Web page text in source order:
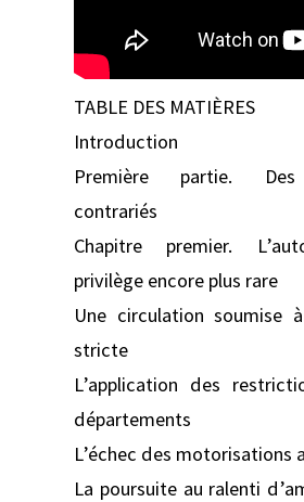
TABLE DES MATIÈRES
Introduction
Première partie.
contrariés
Chapitre premier.
privilège encore plus rare
Une circulation soumise
stricte
L’application des
départements
L’échec des motorisations
La poursuite au ralenti